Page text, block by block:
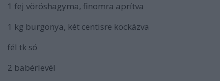
1 fej vöröshagyma, finomra aprítva
1 kg burgonya, két centisre kockázva
fél tk só
2 babérlevél